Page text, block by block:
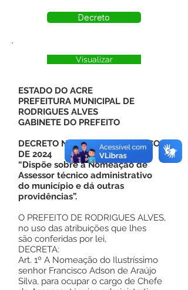
Decreto
Visualizar
ESTADO DO ACRE
PREFEITURA MUNICIPAL DE
RODRIGUES ALVES
GABINETE DO PREFEITO
DECRETO Nº 21, DE 06 DE MARÇO
DE 2024
“Dispõe sobre a Nomeação de
Assessor técnico administrativo
do município e dá outras
providências”.
O PREFEITO DE RODRIGUES ALVES,
no uso das atribuições que lhes
são conferidas por lei,
DECRETA:
Art. 1º A Nomeação do Ilustríssimo
senhor Francisco Adson de Araújo
Silva, para ocupar o cargo de Chefe